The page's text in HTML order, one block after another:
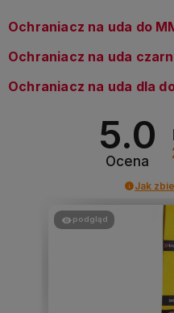
Ochraniacz na uda do
Ochraniacz na uda
Ochraniacz na uda dla
5.0
Ocena
Jak
podgląd